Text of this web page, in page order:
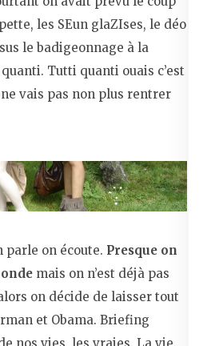
les SEun glaZIses, le déo
le badigeonnage à la
Tutti quanti ouais c’est
vais pas non plus rentrer
parle on écoute. Presque on
mais on n’est déjà pas
on décide de laisser tout
et Obama. Briefing